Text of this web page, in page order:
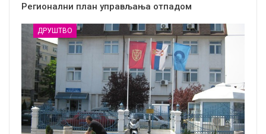
Регионални план управљања отпадом
ДРУШТВО